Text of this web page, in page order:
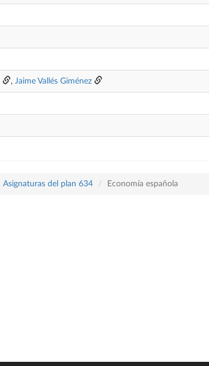
, Jaime Vallés Giménez
Asignaturas del plan 634 Economía española